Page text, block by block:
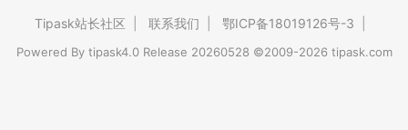
Tipask站长社区 联系我们 鄂ICP备18019126号-3
Powered By tipask4.0Release 20260528 ©2009-2026 tipask.com